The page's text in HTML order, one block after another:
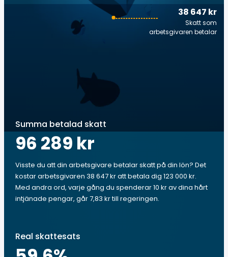
38 647 kr
Skatt som
arbetsgivaren betalar
Summa betalad skatt
96 289 kr
Visste du att din arbetsgivare betalar skatt på din lön? Det
kostar arbetsgivaren 38 647 kr att betala dig 123 000 kr.
Med andra ord, varje gång du spenderar 10 kr av dina hårt
intjänade pengar, går 7,83 kr till regeringen.
Real skattesats